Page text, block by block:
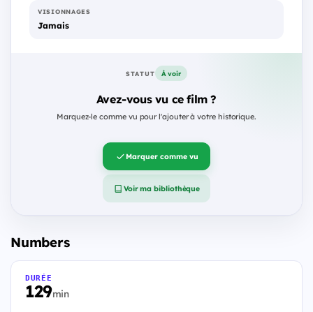
VISIONNAGES
Jamais
STATUT À voir
Avez-vous vu ce film ?
Marquez-le comme vu pour l'ajouter à votre historique.
Marquer comme vu
Voir ma bibliothèque
Numbers
129min
DURÉE